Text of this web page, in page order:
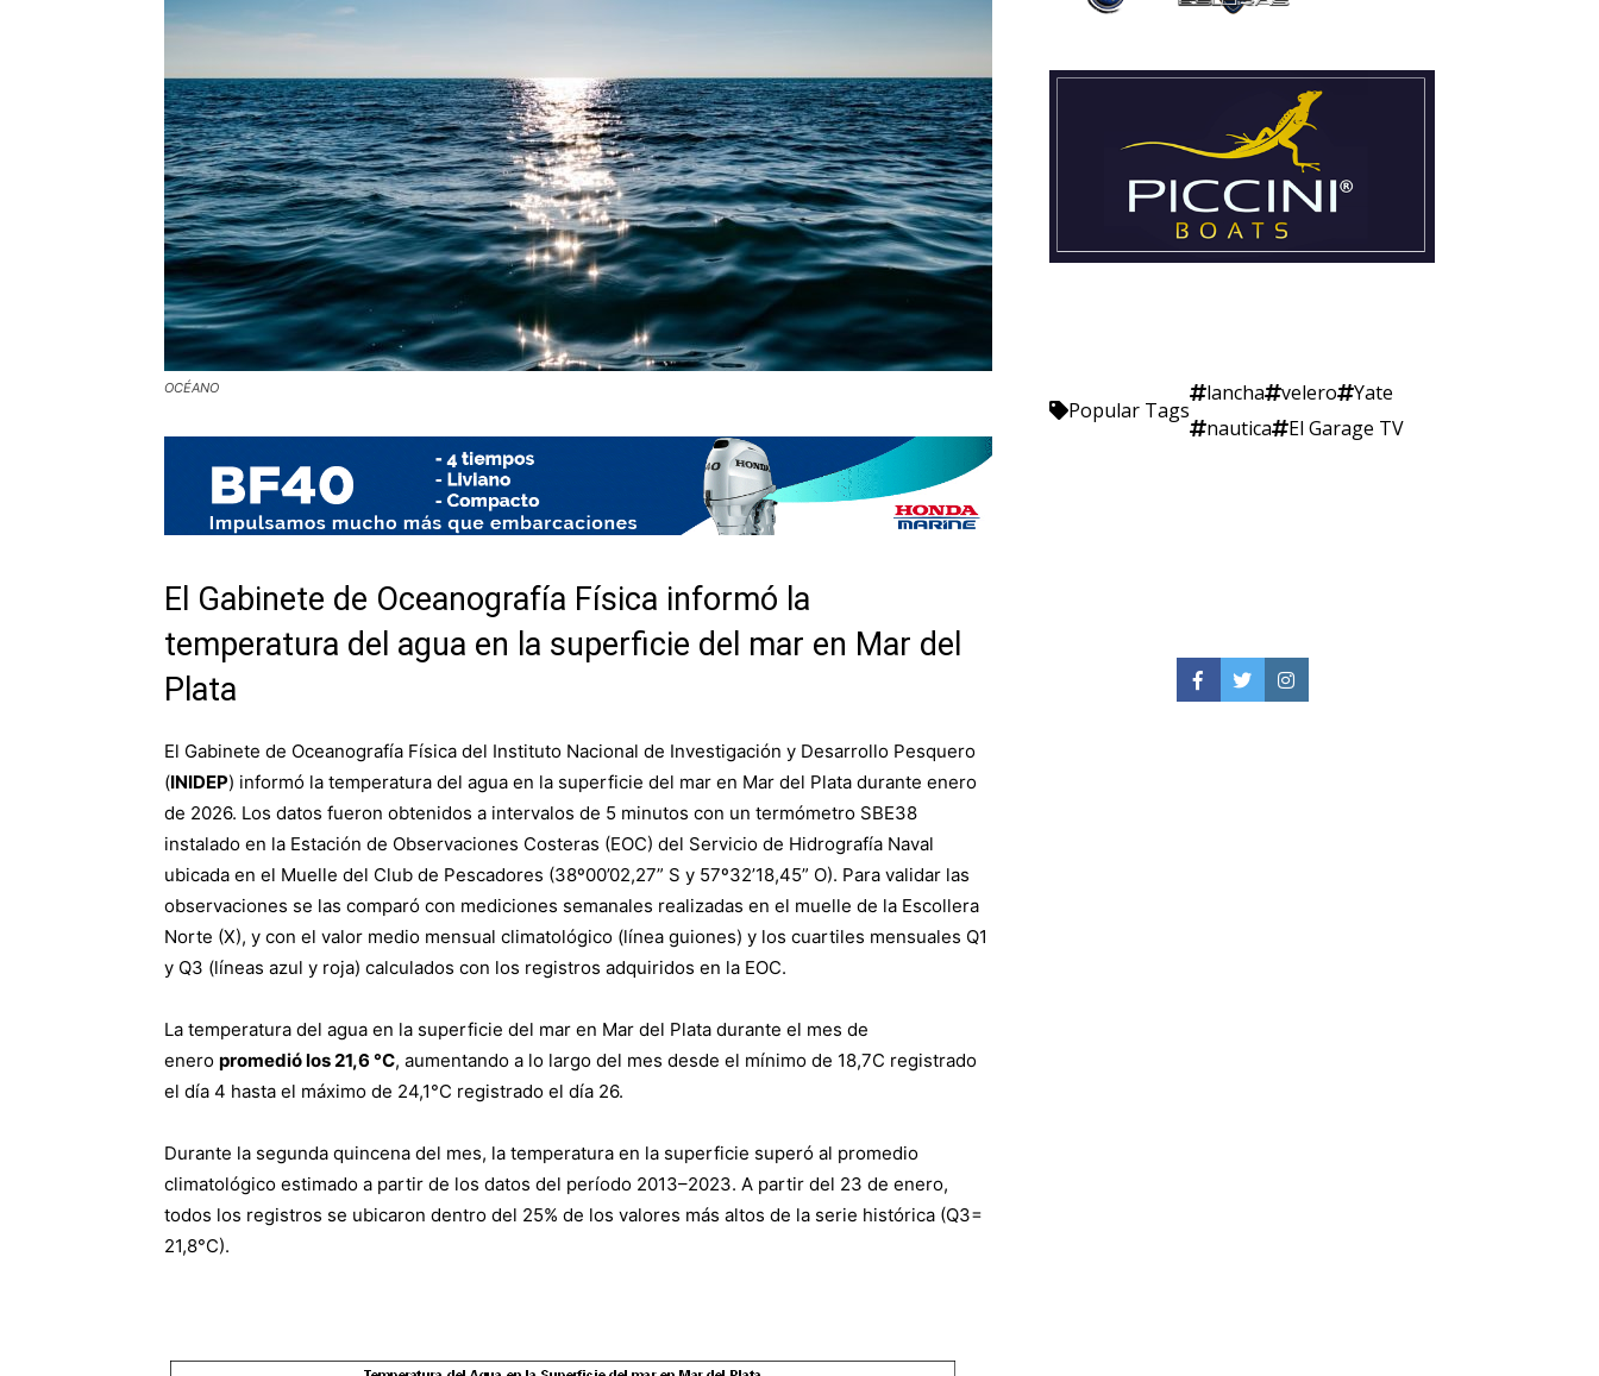
OCÉANO
El Gabinete de Oceanografía Física informó la
temperatura del agua en la superficie del mar en Mar del
Plata
El Gabinete de Oceanografía Física del Instituto Nacional de Investigación y Desarrollo Pesquero
(INIDEP) informó la temperatura del agua en la superficie del mar en Mar del Plata durante enero
de 2026. Los datos fueron obtenidos a intervalos de 5 minutos con un termómetro SBE38
instalado en la Estación de Observaciones Costeras (EOC) del Servicio de Hidrografía Naval
ubicada en el Muelle del Club de Pescadores (38º00’02,27” S y 57º32’18,45” O). Para validar las
observaciones se las comparó con mediciones semanales realizadas en el muelle de la Escollera
Norte (X), y con el valor medio mensual climatológico (línea guiones) y los cuartiles mensuales Q1
y Q3 (líneas azul y roja) calculados con los registros adquiridos en la EOC.
La temperatura del agua en la superficie del mar en Mar del Plata durante el mes de
enero promedió los 21,6 °C, aumentando a lo largo del mes desde el mínimo de 18,7C registrado
el día 4 hasta el máximo de 24,1°C registrado el día 26.
Durante la segunda quincena del mes, la temperatura en la superficie superó al promedio
climatológico estimado a partir de los datos del período 2013–2023. A partir del 23 de enero,
todos los registros se ubicaron dentro del 25% de los valores más altos de la serie histórica (Q3=
21,8°C).
Popular Tags
lancha velero
Yate
nautica
El Garage TV
Facebook
TwitterInstagram